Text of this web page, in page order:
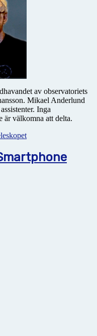
av observatoriets
Mikael Anderlund
Inga
är välkomna att delta.